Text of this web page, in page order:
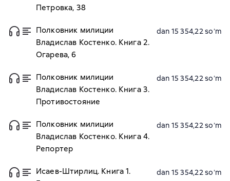
Петровка, 38
Полковник милиции
Владислав Костенко. Книга 2.
Огарева, 6
dan 15 354,22 soʻm
Полковник милиции
Владислав Костенко. Книга 3.
Противостояние
dan 15 354,22 soʻm
Полковник милиции
Владислав Костенко. Книга 4.
Репортер
dan 15 354,22 soʻm
Исаев-Штирлиц. Книга 1.
dan 15 354,22 soʻm